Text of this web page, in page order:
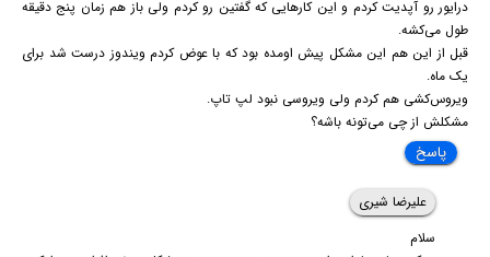
درایور رو آپدیت کردم و این کارهایی که گفتین رو کردم ولی باز هم زمان پنج دقیقه
طول می‌کشه‌.
قبل از این هم این مشکل پیش اومده بود که با عوض کردم ویندوز درست شد برای
یک ماه.
ویروس‌کشی هم کردم ولی ویروسی نبود لپ تاپ.
مشکلش از چی می‌تونه باشه؟
پاسخ
علیرضا شیری
سلام